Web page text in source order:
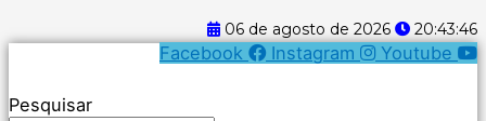
06 de agosto de 2026 20:43:46
Facebook Instagram Youtube
Pesquisar